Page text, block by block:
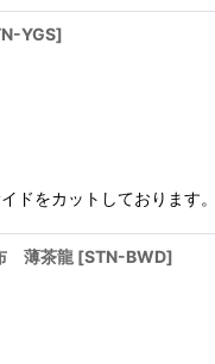
YGS]
イドをカットしておりま
薄茶龍 [STN-BWD]